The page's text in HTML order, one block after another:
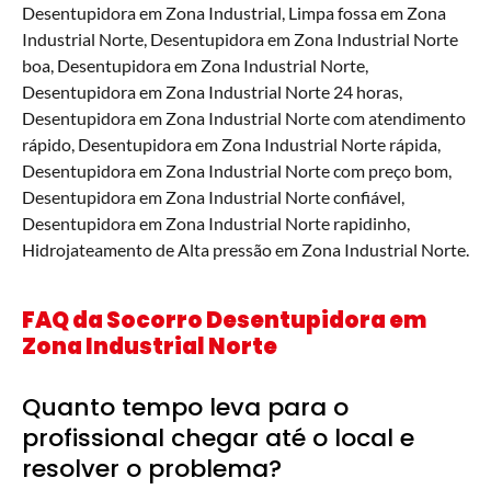
Desentupidora em Zona Industrial, Limpa fossa em Zona
Industrial Norte, Desentupidora em Zona Industrial Norte
boa, Desentupidora em Zona Industrial Norte,
Desentupidora em Zona Industrial Norte 24 horas,
Desentupidora em Zona Industrial Norte com atendimento
rápido, Desentupidora em Zona Industrial Norte rápida,
Desentupidora em Zona Industrial Norte com preço bom,
Desentupidora em Zona Industrial Norte confiável,
Desentupidora em Zona Industrial Norte rapidinho,
Hidrojateamento de Alta pressão em Zona Industrial Norte.
FAQ da Socorro Desentupidora em
Zona Industrial Norte
Quanto tempo leva para o
profissional chegar até o local e
resolver o problema?